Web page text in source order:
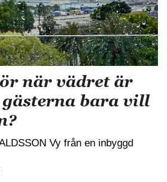
när vädret är
gästerna bara vill
Vy från en inbyggd